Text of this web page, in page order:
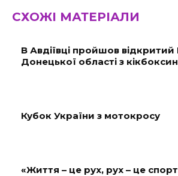
СХОЖІ МАТЕРІАЛИ
В Авдіївці пройшов відкритий
Донецької області з
Кубок України з мотокросу
«Життя – це рух, рух – це